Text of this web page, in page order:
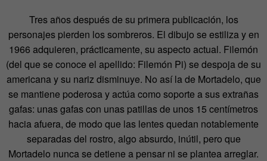
Tres años después de su primera publicación, los
personajes pierden los sombreros. El dibujo se estiliza y en
1966 adquieren, prácticamente, su aspecto actual. Filemón
(del que se conoce el apellido: Filemón Pi) se despoja de su
americana y su nariz disminuye. No así la de Mortadelo, que
se mantiene poderosa y actúa como soporte a sus extrañas
gafas: unas gafas con unas patillas de unos 15 centímetros
hacia afuera, de modo que las lentes quedan notablemente
separadas del rostro, algo absurdo, inútil, pero que
Mortadelo nunca se detiene a pensar ni se plantea arreglar.